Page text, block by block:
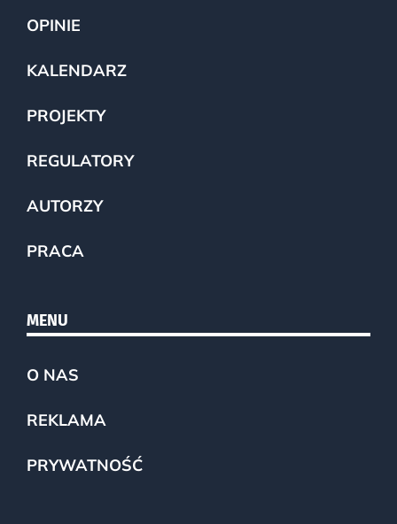
OPINIE
KALENDARZ
PROJEKTY
REGULATORY
AUTORZY
PRACA
MENU
O NAS
REKLAMA
PRYWATNOŚĆ